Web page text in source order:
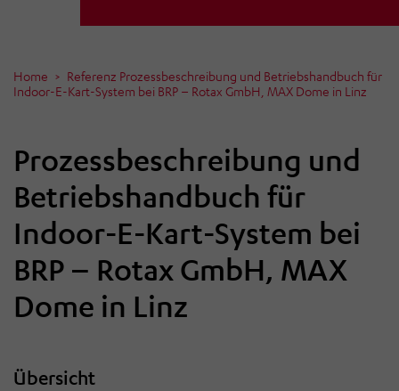
Home
Referenz Prozessbeschreibung und Betriebshandbuch für
Indoor-E-Kart-System bei BRP – Rotax GmbH, MAX Dome in Linz
Prozessbeschreibung und
Betriebshandbuch für
Indoor-E-Kart-System bei
BRP – Rotax GmbH, MAX
Dome in Linz
Übersicht